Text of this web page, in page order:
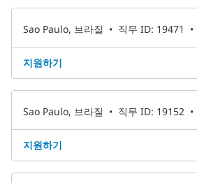
Sao Paulo, 브라질 • 직무 ID: 19471 •
지원하기
Sao Paulo, 브라질 • 직무 ID: 19152 •
지원하기